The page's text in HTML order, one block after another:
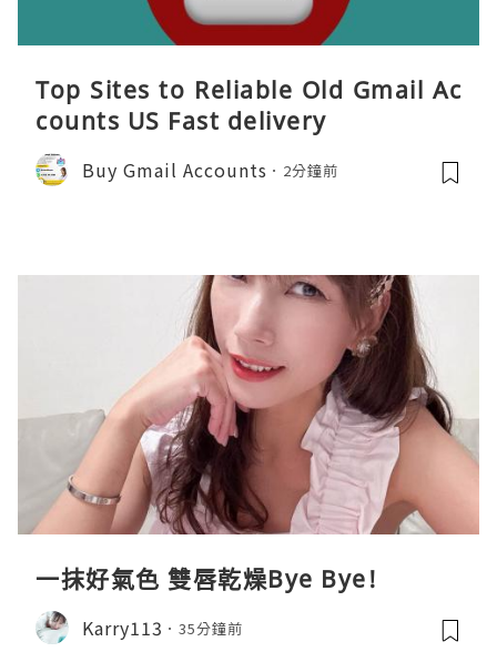
Top Sites to Reliable Old Gmail Ac
counts US Fast delivery
Buy Gmail Accounts 2分鐘前
一抹好氣色 雙唇乾燥Bye Bye!
Karry113 35分鐘前